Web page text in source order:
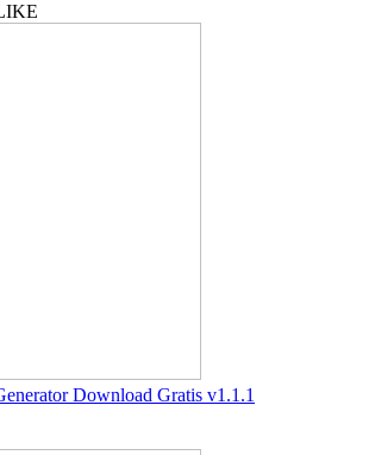
Download Gratis v1.1.1